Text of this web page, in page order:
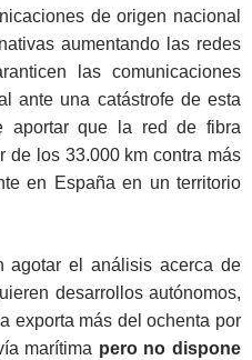
de origen nacional
aumentando las redes
las comunicaciones
ante una catástrofe de esta
aportar que la red de fibra
de los 33.000 km contra más
en España en un territorio
agotar el análisis acerca de
desarrollos autónomos,
exporta más del ochenta por
marítima pero no dispone